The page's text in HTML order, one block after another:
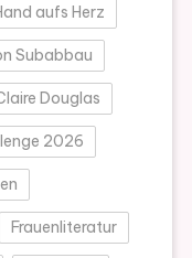
aufs Herz
Subabbau
Douglas
2026
Frauenliteratur